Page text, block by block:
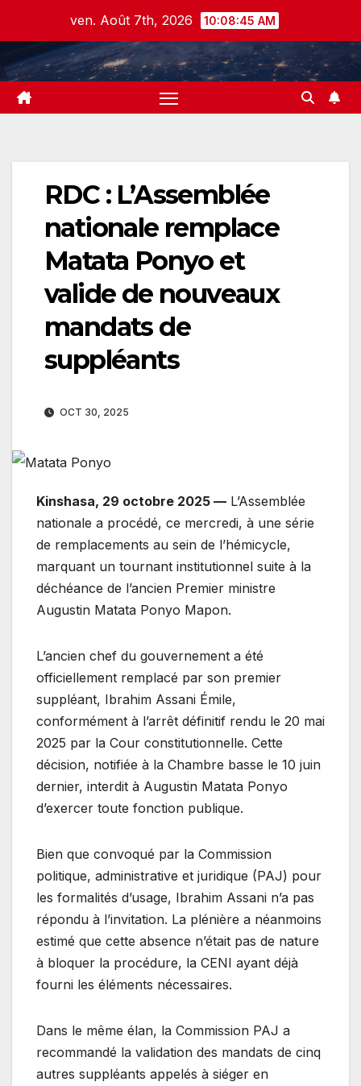
content
ven. Août 7th, 2026 10:08:46 AM
RDC : L’Assemblée
nationale remplace
Matata Ponyo et
valide de nouveaux
mandats de
suppléants
OCT 30, 2025
Kinshasa, 29 octobre 2025 — L’Assemblée
nationale a procédé, ce mercredi, à une série
de remplacements au sein de l’hémicycle,
marquant un tournant institutionnel suite à la
déchéance de l’ancien Premier ministre
Augustin Matata Ponyo Mapon.
L’ancien chef du gouvernement a été
officiellement remplacé par son premier
suppléant, Ibrahim Assani Émile,
conformément à l’arrêt définitif rendu le 20 mai
2025 par la Cour constitutionnelle. Cette
décision, notifiée à la Chambre basse le 10 juin
dernier, interdit à Augustin Matata Ponyo
d’exercer toute fonction publique.
Bien que convoqué par la Commission
politique, administrative et juridique (PAJ) pour
les formalités d’usage, Ibrahim Assani n’a pas
répondu à l’invitation. La plénière a néanmoins
estimé que cette absence n’était pas de nature
à bloquer la procédure, la CENI ayant déjà
fourni les éléments nécessaires.
Dans le même élan, la Commission PAJ a
recommandé la validation des mandats de cinq
autres suppléants appelés à siéger en